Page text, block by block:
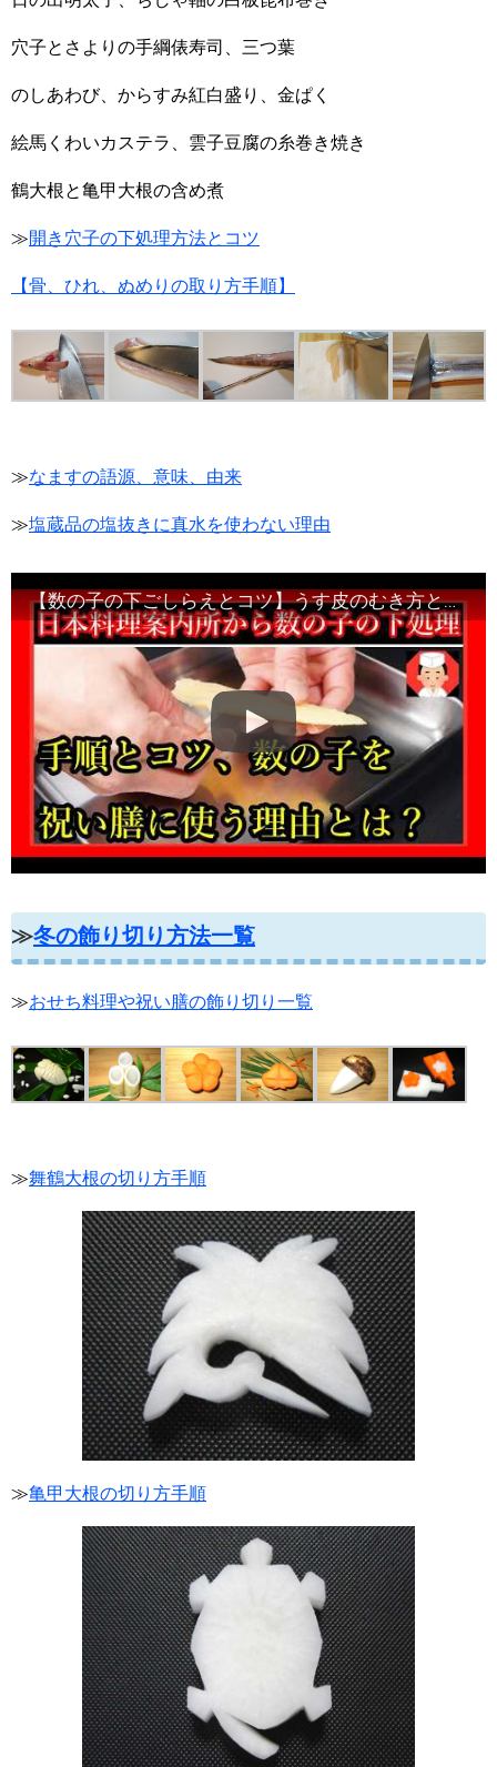
穴子とさよりの手綱俵寿司、三つ葉
のしあわび、からすみ紅白盛り、金ぱく
絵馬くわいカステラ、雲子豆腐の糸巻き焼き
鶴大根と亀甲大根の含め煮
≫開き穴子の下処理方法とコツ
【骨、ひれ、ぬめりの取り方手順】
≫なますの語源、意味、由来
≫塩蔵品の塩抜きに真水を使わない理由
【数の子の下ごしらえとコツ】うす皮のむき方と塩抜き・初心者向け味付け方法・Japanese food
≫冬の飾り切り方法一覧
≫おせち料理や祝い膳の飾り切り一覧
≫舞鶴大根の切り方手順
≫亀甲大根の切り方手順